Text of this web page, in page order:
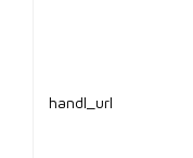
handl_url